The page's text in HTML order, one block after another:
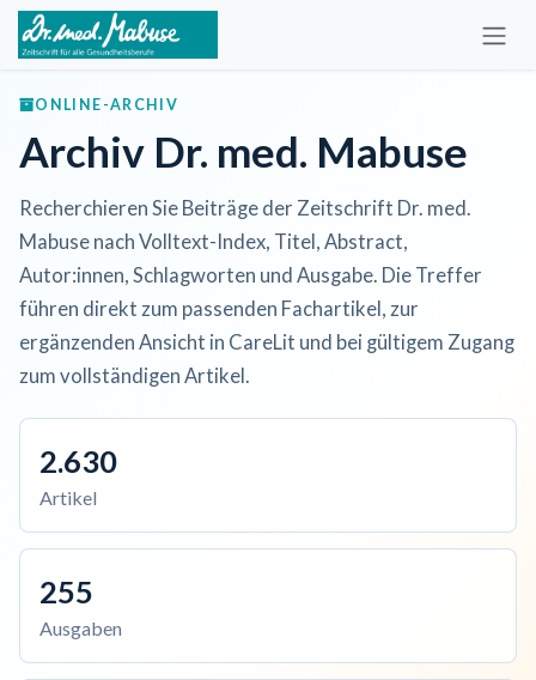
Zum Inhalt springen
ONLINE-ARCHIV
Archiv Dr. med. Mabuse
Recherchieren Sie Beiträge der Zeitschrift Dr. med.
Mabuse nach Volltext-Index, Titel, Abstract,
Autor:innen, Schlagworten und Ausgabe. Die Treffer
führen direkt zum passenden Fachartikel, zur
ergänzenden Ansicht in CareLit und bei gültigem Zugang
zum vollständigen Artikel.
2.630
Artikel
255
Ausgaben